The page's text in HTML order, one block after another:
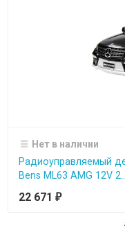
Нет в наличии
Радиоуправляемый
Bens ML63 AMG 12V 2...
22 671 ₽